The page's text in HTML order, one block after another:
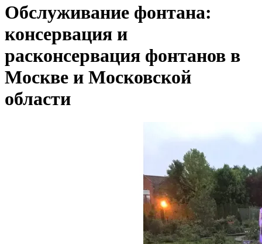
Обслуживание фонтана:
консервация и
расконсервация фонтанов в
Москве и Московской
области